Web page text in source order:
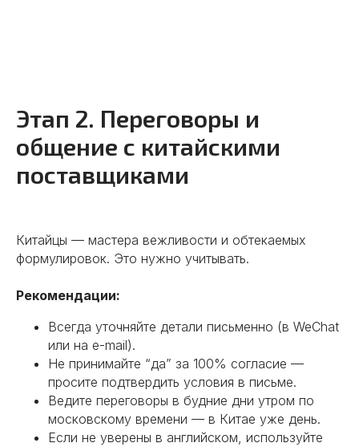
Этап 2. Переговоры и
общение с китайскими
поставщиками
Китайцы — мастера вежливости и обтекаемых
формулировок. Это нужно учитывать.
Рекомендации:
Всегда уточняйте детали письменно (в WeChat
или на e-mail).
Не принимайте “да” за 100% согласие —
просите подтвердить условия в письме.
Ведите переговоры в будние дни утром по
московскому времени — в Китае уже день.
Если не уверены в английском, используйте